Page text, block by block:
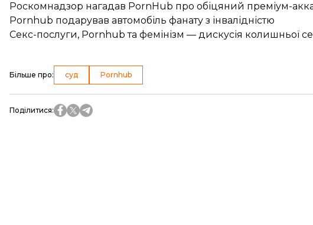
Роскомнадзор нагадав PornHub про обіцяний преміум-
Pornhub подарував автомобіль фанату з інвалідністю
Секс-послуги, Pornhub та фемінізм — дискусія колишньої
Більше про: суд Pornhub
Поділитися: